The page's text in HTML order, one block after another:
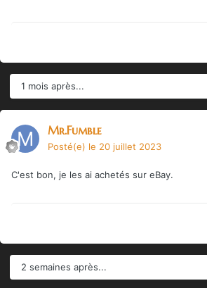
1 mois après...
Mr.Fumble
Posté(e) le 20 juillet 2023
C'est bon, je les ai achetés sur eBay.
2 semaines après...